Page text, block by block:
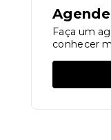
Faça um
conhecer